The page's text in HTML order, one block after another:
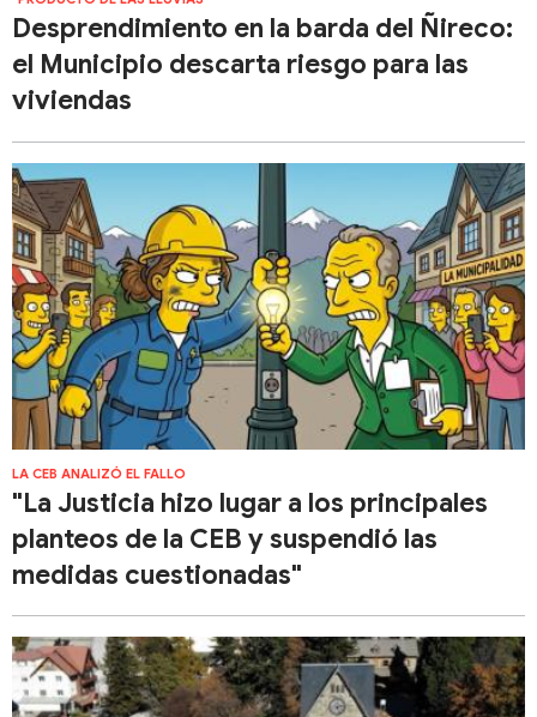
Desprendimiento en la barda del Ñireco:
el Municipio descarta riesgo para las
viviendas
LA CEB ANALIZÓ EL FALLO
"La Justicia hizo lugar a los principales
planteos de la CEB y suspendió las
medidas cuestionadas"